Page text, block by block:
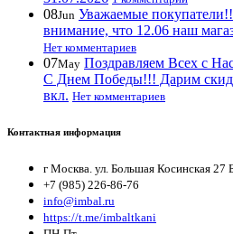
08Jun Уважаемые
внимание, что 12.06 наш
Нет комментариев
07May Поздравляем Всех с
С Днем Победы!!! Дарим
вкл. Нет комментариев
Контактная информация
г Москва. ул. Большая Косинская
+7 (985) 226-86-76
info@imbal.ru
https://t.me/imbaltkani